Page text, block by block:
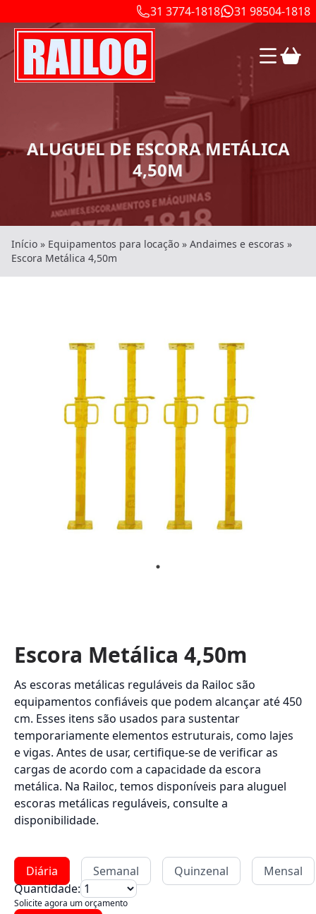
31 3774-1818 31 98504-1818
ALUGUEL DE ESCORA METÁLICA
4,50M
Início » Equipamentos para locação » Andaimes e escoras »
Escora Metálica 4,50m
Escora Metálica 4,50m
As escoras metálicas reguláveis da Railoc são
equipamentos confiáveis que podem alcançar até 450
cm. Esses itens são usados para sustentar
temporariamente elementos estruturais, como lajes
e vigas. Antes de usar, certifique-se de verificar as
cargas de acordo com a capacidade da escora
metálica. Na Railoc, temos disponíveis para aluguel
escoras metálicas reguláveis, consulte a
disponibilidade.
Diária Semanal Quinzenal
Mensal
Quantidade:
Solicite agora um orçamento